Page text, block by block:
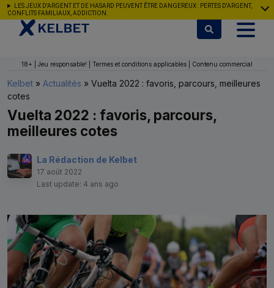
Aller au contenu
LES JEUX D'ARGENT ET DE HASARD PEUVENT ÊTRE DANGEREUX : PERTES D'ARGENT,
CONFLITS FAMILIAUX, ADDICTION.
18+ | Jeu responsable! | Termes et conditions applicables | Contenu commercial
Kelbet » Actualités » Vuelta 2022 : favoris, parcours, meilleures
cotes
Vuelta 2022 : favoris, parcours,
meilleures cotes
La Rédaction de Kelbet
17 août 2022
Last update: 4 ans ago